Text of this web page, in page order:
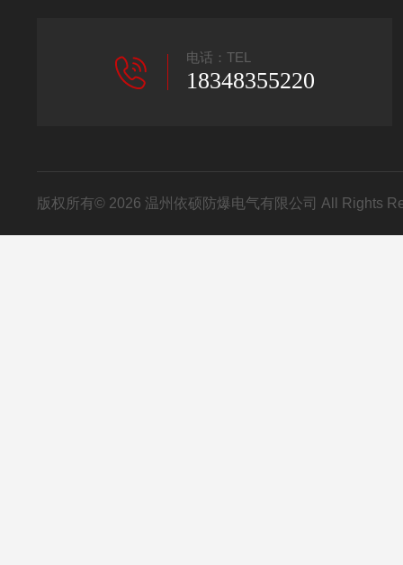
电话：TEL
18348355220
版权所有© 2026 温州依硕防爆电气有限公司 All Rights